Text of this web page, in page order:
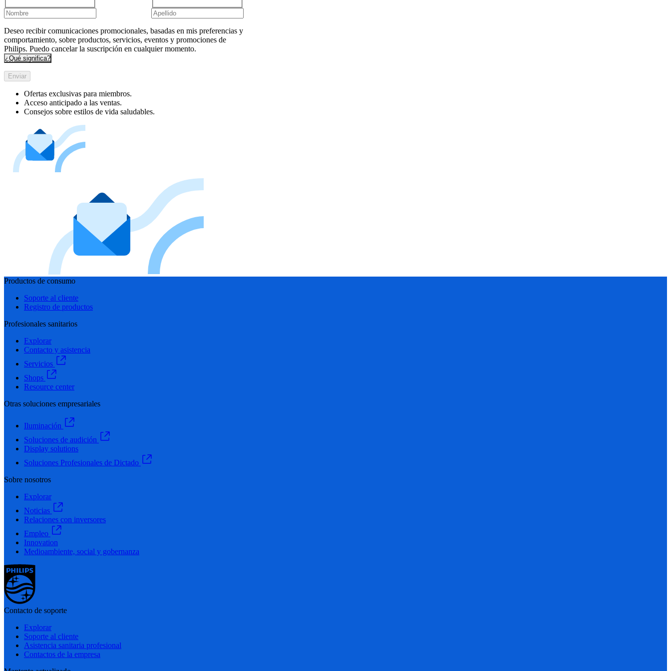
Deseo recibir comunicaciones promocionales, basadas en mis preferencias y
comportamiento, sobre productos, servicios, eventos y promociones de
Philips. Puedo cancelar la suscripción en cualquier momento.
¿Qué significa?
Enviar
Ofertas exclusivas para miembros.
Acceso anticipado a las ventas.
Consejos sobre estilos de vida saludables.
Productos de consumo
Soporte al cliente
Registro de productos
Profesionales sanitarios
Explorar
Contacto y asistencia
Servicios
Shops
Resource center
Otras soluciones empresariales
Iluminación
Soluciones de audición
Display solutions
Soluciones Profesionales de Dictado
Sobre nosotros
Explorar
Noticias
Relaciones con inversores
Empleo
Innovation
Medioambiente, social y gobernanza
Contacto de soporte
Explorar
Soporte al cliente
Asistencia sanitaria profesional
Contactos de la empresa